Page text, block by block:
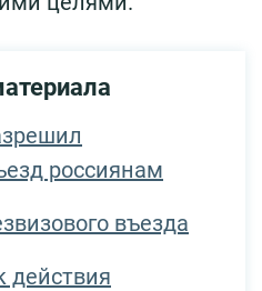
россиянам
въезда
действия